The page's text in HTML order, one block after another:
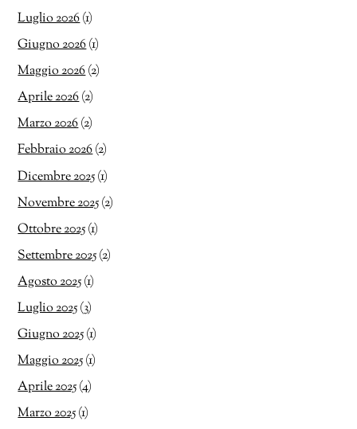
Luglio 2026(1)
Giugno 2026(1)
Maggio 2026(2)
Aprile 2026(2)
Marzo 2026(2)
Febbraio 2026(2)
Dicembre 2025(1)
Novembre 2025(2)
Ottobre 2025(1)
Settembre 2025(2)
Agosto 2025(1)
Luglio 2025(3)
Giugno 2025(1)
Maggio 2025(1)
Aprile 2025(4)
Marzo 2025(1)